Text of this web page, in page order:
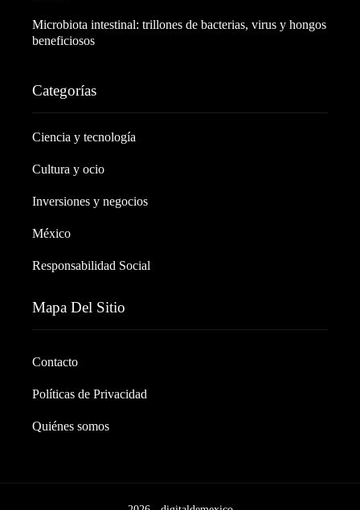
Microbiota intestinal: trillones de bacterias, virus y hongos
beneficiosos
Categorías
Ciencia y tecnología
Cultura y ocio
Inversiones y negocios
México
Responsabilidad Social
Mapa Del Sitio
Contacto
Políticas de Privacidad
Quiénes somos